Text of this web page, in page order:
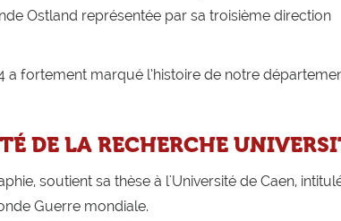
Ostland représentée par sa troisième direction
a fortement marqué l’histoire de notre
DE LA RECHERCHE
soutient sa thèse à l'Université de Caen,
Guerre mondiale.